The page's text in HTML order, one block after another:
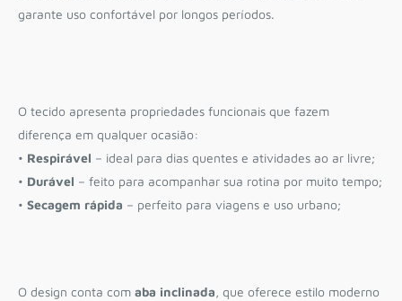
garante uso confortável por longos períodos.
O tecido apresenta propriedades funcionais que fazem
diferença em qualquer ocasião:
• Respirável – ideal para dias quentes e atividades ao ar livre;
• Durável – feito para acompanhar sua rotina por muito tempo;
• Secagem rápida – perfeito para viagens e uso urbano;
O design conta com aba inclinada, que oferece estilo moderno